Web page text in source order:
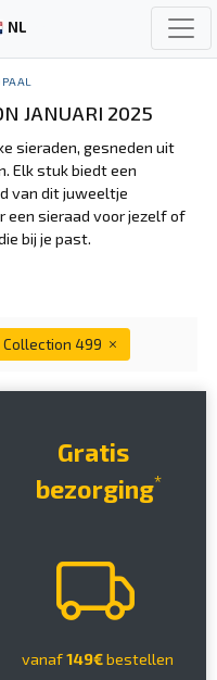
NL
JANUARI 2025
sieraden, gesneden uit
Elk stuk biedt een
van dit juweeltje
een sieraad voor jezelf of
bij je past.
Collection 499
Gratis
bezorging*
vanaf149€bestellen